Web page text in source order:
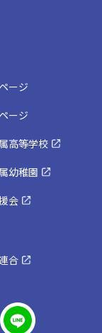
ージ
ージ
高等学校
幼稚園
会
合